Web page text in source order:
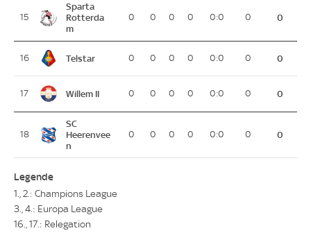
15
Sparta
Rotterda
m
0 0 0 0 0:0 0 0
16 Telstar 0 0 0 0 0:0 0 0
17 Willem II 0 0 0 0 0:0 0 0
18
SC
Heerenvee
n
0 0 0 0 0:0 0 0
Legende
1., 2.: Champions League
3., 4.: Europa League
16., 17.: Relegation